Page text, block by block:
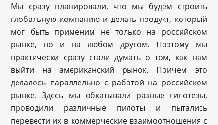
Мы сразу планировали, что мы будем строить
глобальную компанию и делать продукт, который
мог быть применим не только на российском
рынке, но и на любом другом. Поэтому мы
практически сразу стали думать о том, как нам
выйти на американский рынок. Причем это
делалось параллельно с работой на российском
рынке. Здесь мы обкатывали разные гипотезы,
проводили различные пилоты и пытались
перевести их в коммерческие взаимоотношения с